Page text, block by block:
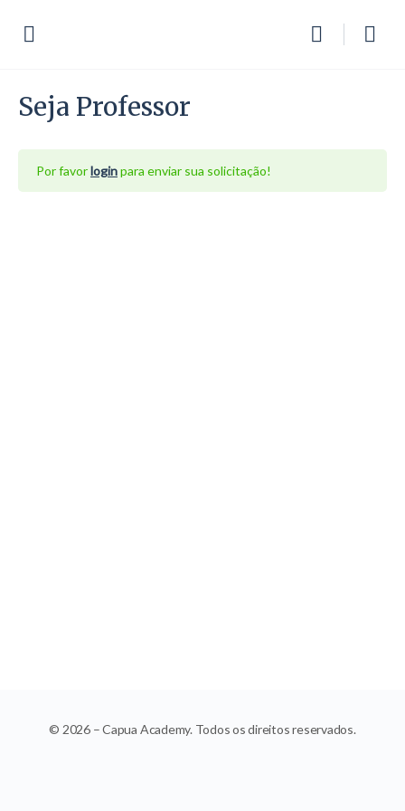
Seja Professor
Por favorloginpara enviar sua solicitação!
© 2026 – Capua Academy. Todos os direitos reservados.